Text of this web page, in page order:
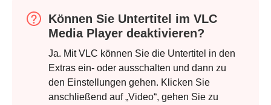
Können Sie Untertitel im VLC
Media Player deaktivieren?
Ja. Mit VLC können Sie die Untertitel in den
Extras ein- oder ausschalten und dann zu
den Einstellungen gehen. Klicken Sie
anschließend auf „Video“, gehen Sie zu